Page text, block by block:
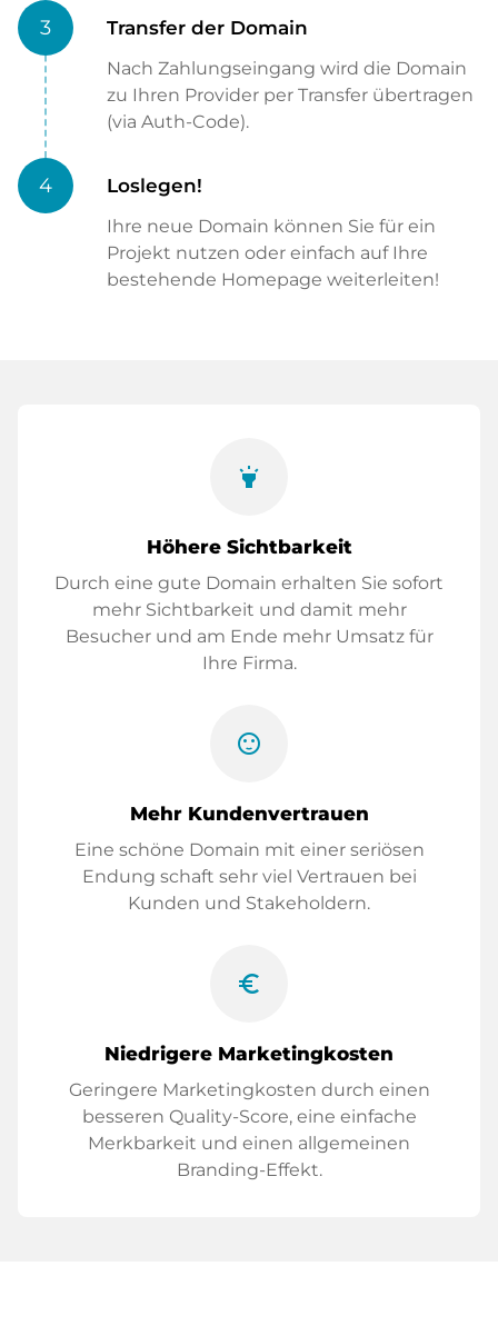
3 Transfer der Domain
Nach Zahlungseingang wird die Domain
zu Ihren Provider per Transfer übertragen
(via Auth-Code).
4 Loslegen!
Ihre neue Domain können Sie für ein
Projekt nutzen oder einfach auf Ihre
bestehende Homepage weiterleiten!
highlight
Höhere Sichtbarkeit
Durch eine gute Domain erhalten Sie sofort
mehr Sichtbarkeit und damit mehr
Besucher und am Ende mehr Umsatz für
Ihre Firma.
sentiment_satisfied
Mehr Kundenvertrauen
Eine schöne Domain mit einer seriösen
Endung schaft sehr viel Vertrauen bei
Kunden und Stakeholdern.
euro_symbol
Niedrigere Marketingkosten
Geringere Marketingkosten durch einen
besseren Quality-Score, eine einfache
Merkbarkeit und einen allgemeinen
Branding-Effekt.